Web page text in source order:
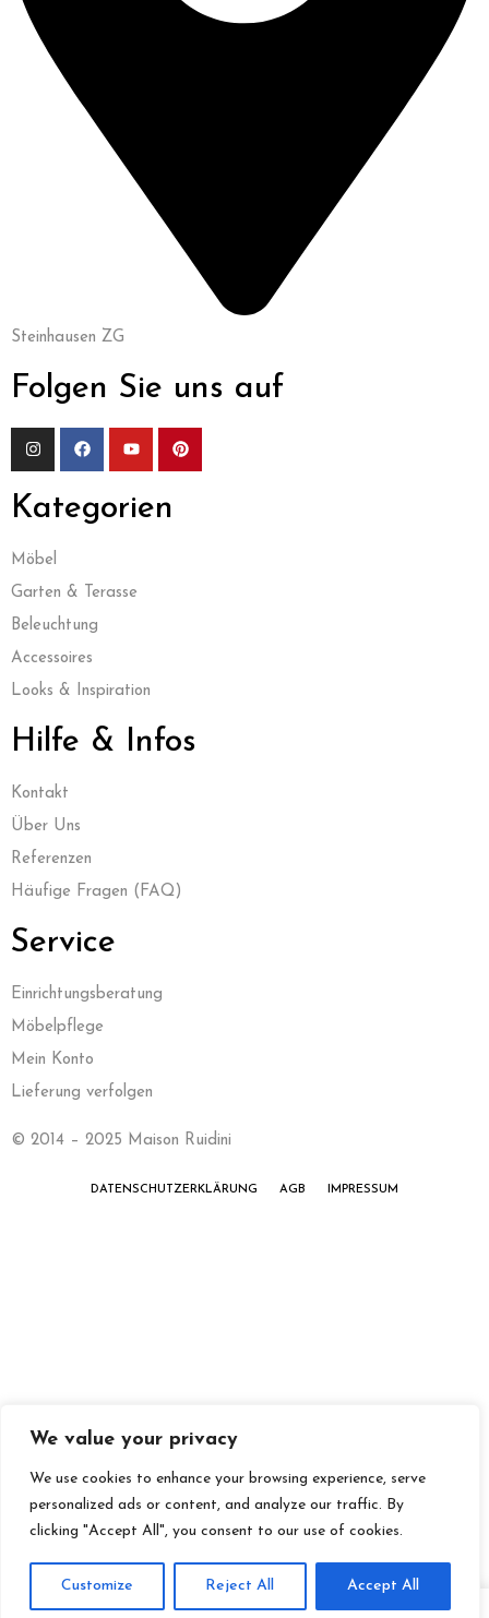
We value your privacy
We use cookies to enhance your browsing experience, serve
personalized ads or content, and analyze our traffic. By
clicking "Accept All", you consent to our use of cookies.
Customize Reject All Accept All
Steinhausen ZG
Folgen Sie uns auf
Kategorien
Möbel
Garten & Terasse
Beleuchtung
Accessoires
Looks & Inspiration
Hilfe & Infos
Kontakt
Über Uns
Referenzen
Häufige Fragen (FAQ)
Service
Einrichtungsberatung
Möbelpflege
Mein Konto
Lieferung verfolgen
© 2014 – 2025 Maison Ruidini
DATENSCHUTZERKLÄRUNG AGB IMPRESSUM